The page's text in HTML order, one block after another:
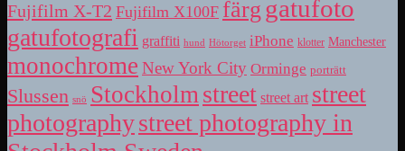
Fujifilm X-T2 Fujifilm X100F färg gatufoto
gatufotografi graffiti hund Hötorget iPhone klotter Manchester
monochrome New York City Orminge porträtt
Slussen snö Stockholmstreet street art street
photographystreet photography in